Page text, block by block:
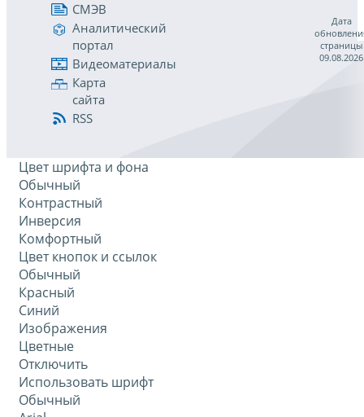
СМЭВ
Аналитический
портал
Видеоматериалы
Карта
сайта
RSS
Дата
страницы
09.08.2026
Цвет шрифта и фона
Обычный
Контрастный
Инверсия
Комфортный
Цвет кнопок и ссылок
Обычный
Красный
Синий
Изображения
Цветные
Отключить
Использовать шрифт
Обычный